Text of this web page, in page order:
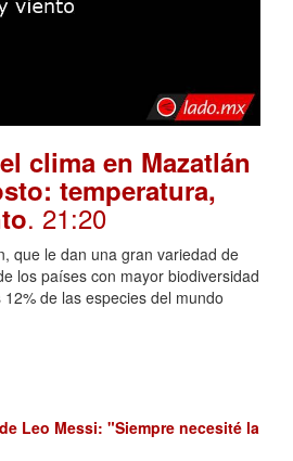
clima en Mazatlán
temperatura,
. 21:20
que le dan una gran variedad de
los países con mayor biodiversidad
de las especies del mundo
Leo Messi: "Siempre necesité la